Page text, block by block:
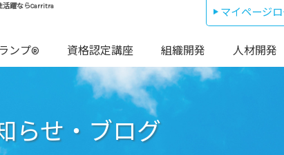
活躍ならCarritra マイページ
ンプ® 資格認定講座 組織開発 人材開発
らせ・ブログ